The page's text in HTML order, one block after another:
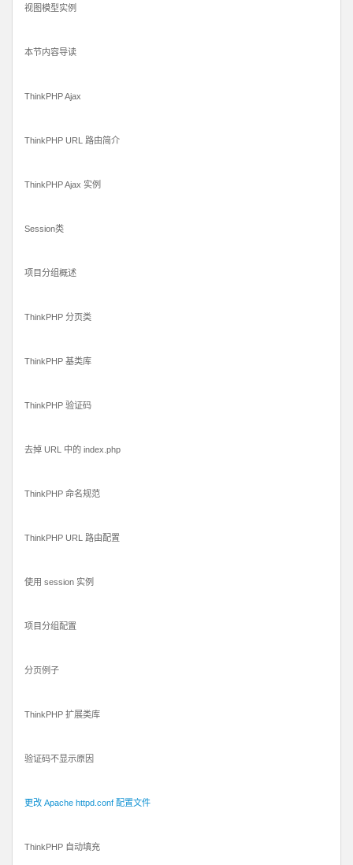
视图模型实例
本节内容导读
ThinkPHP Ajax
ThinkPHP URL 路由简介
ThinkPHP Ajax 实例
Session类
项目分组概述
ThinkPHP 分页类
ThinkPHP 基类库
ThinkPHP 验证码
去掉 URL 中的 index.php
ThinkPHP 命名规范
ThinkPHP URL 路由配置
使用 session 实例
项目分组配置
分页例子
ThinkPHP 扩展类库
验证码不显示原因
更改 Apache httpd.conf 配置文件
ThinkPHP 自动填充